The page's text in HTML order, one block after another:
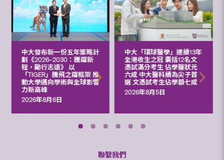
中大發布新一份五年策略計
劃《2026‒2030：騰躍新
程，勵行志遠》 以
「TIGER」騰飛之躍框架 推
動大學邁向學術與全球影響
力新高峰
2026年8月6日
中大「環球醫學」連續13年
全港收生之冠 囊括12名文
憑試滿分考生 佔學醫狀元
六成 中大醫科續為尖子首
選 文憑試考生佔學額七成
2026年8月5日
聯繫我們